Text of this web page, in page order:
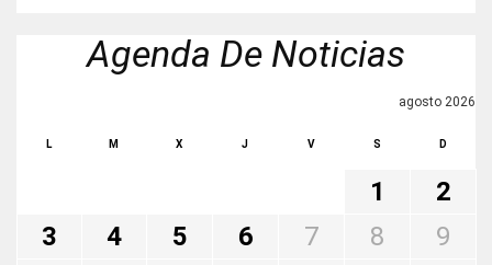
Agenda De Noticias
agosto 2026
L M X J V S D
1
2
3
4 5 6 7 8
9